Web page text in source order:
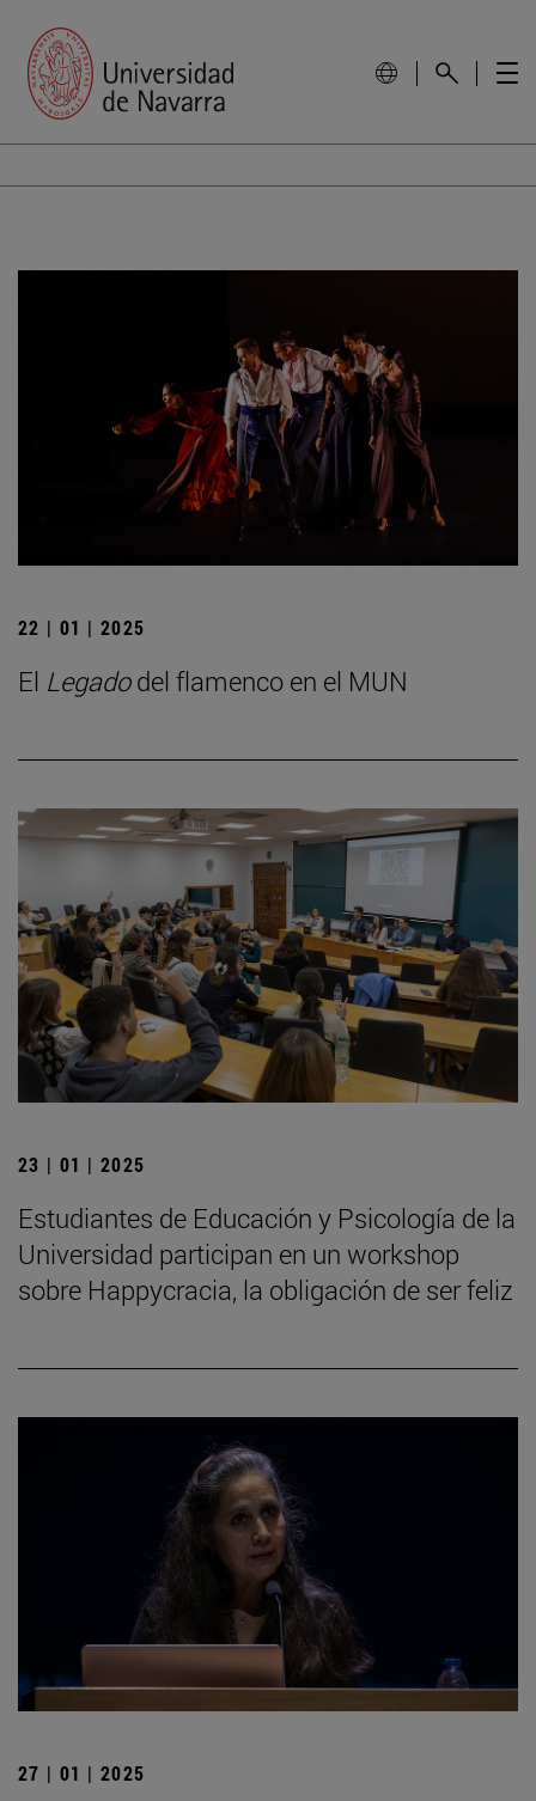
22 | 01 | 2025
El Legadodel flamenco en el MUN
23 | 01 | 2025
Estudiantes de Educación y Psicología de la
Universidad participan en un workshop
sobre Happycracia, la obligación de ser feliz
27 | 01 | 2025